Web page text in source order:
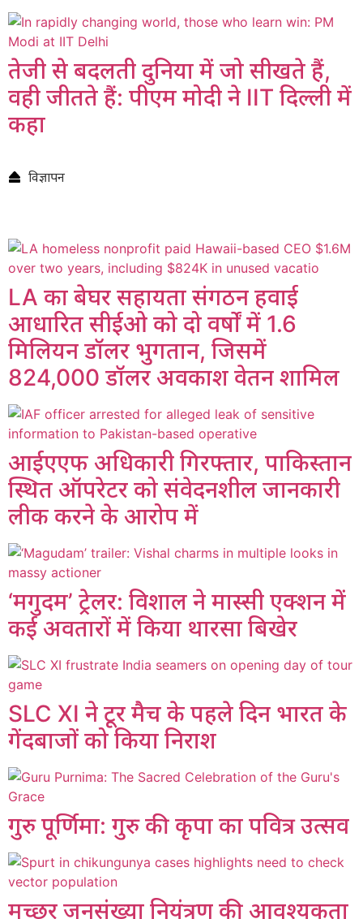
तेजी से बदलती दुनिया में जो सीखते हैं,
वही जीतते हैं: पीएम मोदी ने IIT दिल्ली में
कहा
विज्ञापन
LA का बेघर सहायता संगठन हवाई
आधारित सीईओ को दो वर्षों में 1.6
मिलियन डॉलर भुगतान, जिसमें
824,000 डॉलर अवकाश वेतन शामिल
आईएएफ अधिकारी गिरफ्तार, पाकिस्तान
स्थित ऑपरेटर को संवेदनशील जानकारी
लीक करने के आरोप में
‘मगुदम’ ट्रेलर: विशाल ने मास्सी एक्शन में
कई अवतारों में किया थारसा बिखेर
SLC XI ने टूर मैच के पहले दिन भारत के
गेंदबाजों को किया निराश
गुरु पूर्णिमा: गुरु की कृपा का पवित्र उत्सव
मच्छर जनसंख्या नियंत्रण की आवश्यकता